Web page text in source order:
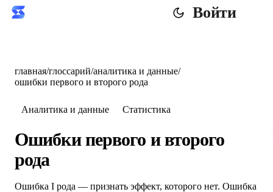
Войти
главная/глоссарий/аналитика и данные/
ошибки первого и второго рода
Аналитика и данные Статистика
Ошибки первого и второго
рода
Ошибка I рода — признать эффект, которого нет. Ошибка